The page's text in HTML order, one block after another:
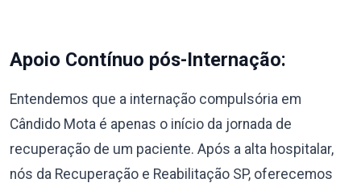
Apoio Contínuo pós-Internação:
Entendemos que a internação compulsória em
Cândido Mota é apenas o início da jornada de
recuperação de um paciente. Após a alta hospitalar,
nós da Recuperação e Reabilitação SP, oferecemos